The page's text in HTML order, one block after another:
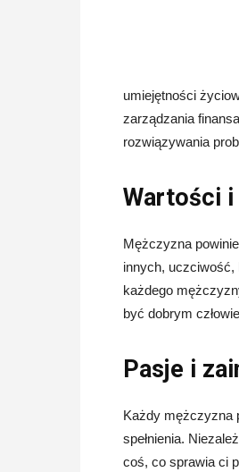
umiejętności
zarządzania
rozwiązywania
Wartości
Mężczyzna
innych, uczciwość,
każdego
być dobrym
Pasje i
Każdy mężczyzna
spełnienia.
coś, co sprawia ci